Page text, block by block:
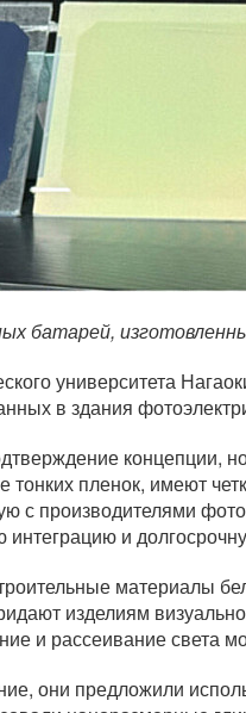
батарей,
университета
в здания
концепции,
пленок, имеют
с производителями
и
материалы
изделиям
и рассеивание света
они предложили